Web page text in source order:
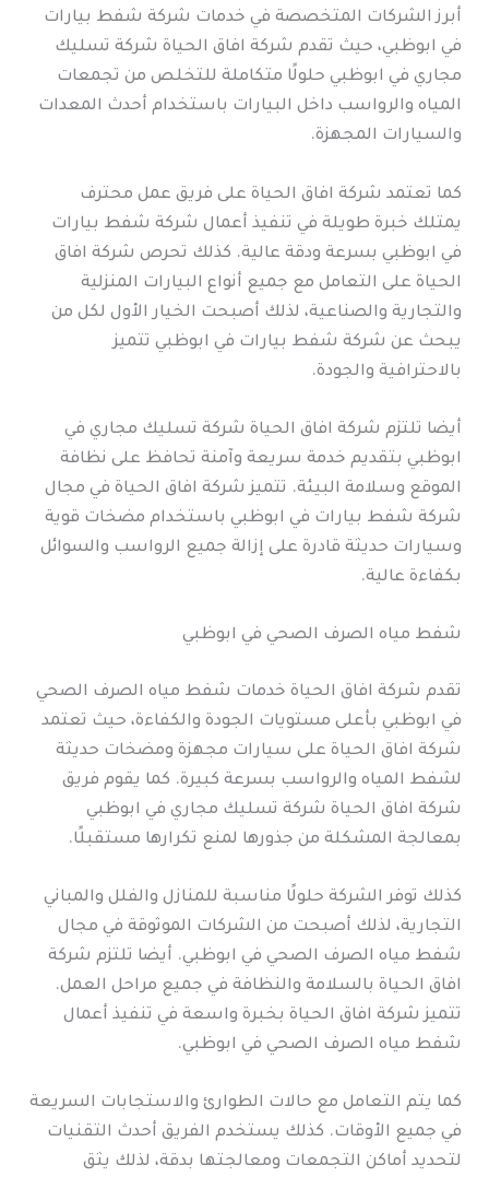
أبرز الشركات المتخصصة في خدمات شركة شفط بيارات
في ابوظبي، حيث تقدم شركة افاق الحياة شركة تسليك
مجاري في ابوظبي حلولًا متكاملة للتخلص من تجمعات
المياه والرواسب داخل البيارات باستخدام أحدث المعدات
والسيارات المجهزة.
كما تعتمد شركة افاق الحياة على فريق عمل محترف
يمتلك خبرة طويلة في تنفيذ أعمال شركة شفط بيارات
في ابوظبي بسرعة ودقة عالية. كذلك تحرص شركة افاق
الحياة على التعامل مع جميع أنواع البيارات المنزلية
والتجارية والصناعية، لذلك أصبحت الخيار الأول لكل من
يبحث عن شركة شفط بيارات في ابوظبي تتميز
بالاحترافية والجودة.
أيضا تلتزم شركة افاق الحياة شركة تسليك مجاري في
ابوظبي بتقديم خدمة سريعة وآمنة تحافظ على نظافة
الموقع وسلامة البيئة. تتميز شركة افاق الحياة في مجال
شركة شفط بيارات في ابوظبي باستخدام مضخات قوية
وسيارات حديثة قادرة على إزالة جميع الرواسب والسوائل
بكفاءة عالية.
شفط مياه الصرف الصحي في ابوظبي
تقدم شركة افاق الحياة خدمات شفط مياه الصرف الصحي
في ابوظبي بأعلى مستويات الجودة والكفاءة، حيث تعتمد
شركة افاق الحياة على سيارات مجهزة ومضخات حديثة
لشفط المياه والرواسب بسرعة كبيرة. كما يقوم فريق
شركة افاق الحياة شركة تسليك مجاري في ابوظبي
بمعالجة المشكلة من جذورها لمنع تكرارها مستقبلًا.
كذلك توفر الشركة حلولًا مناسبة للمنازل والفلل والمباني
التجارية، لذلك أصبحت من الشركات الموثوقة في مجال
شفط مياه الصرف الصحي في ابوظبي. أيضا تلتزم شركة
افاق الحياة بالسلامة والنظافة في جميع مراحل العمل.
تتميز شركة افاق الحياة بخبرة واسعة في تنفيذ أعمال
شفط مياه الصرف الصحي في ابوظبي.
كما يتم التعامل مع حالات الطوارئ والاستجابات السريعة
في جميع الأوقات. كذلك يستخدم الفريق أحدث التقنيات
لتحديد أماكن التجمعات ومعالجتها بدقة، لذلك يثق